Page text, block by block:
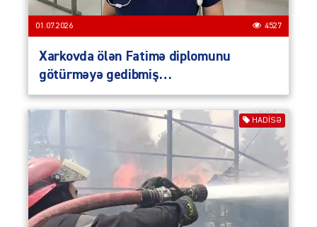
01.07.2026 4527
Xarkovda ölən Fatimə diplomunu
götürməyə gedibmiş…
HADISƏ